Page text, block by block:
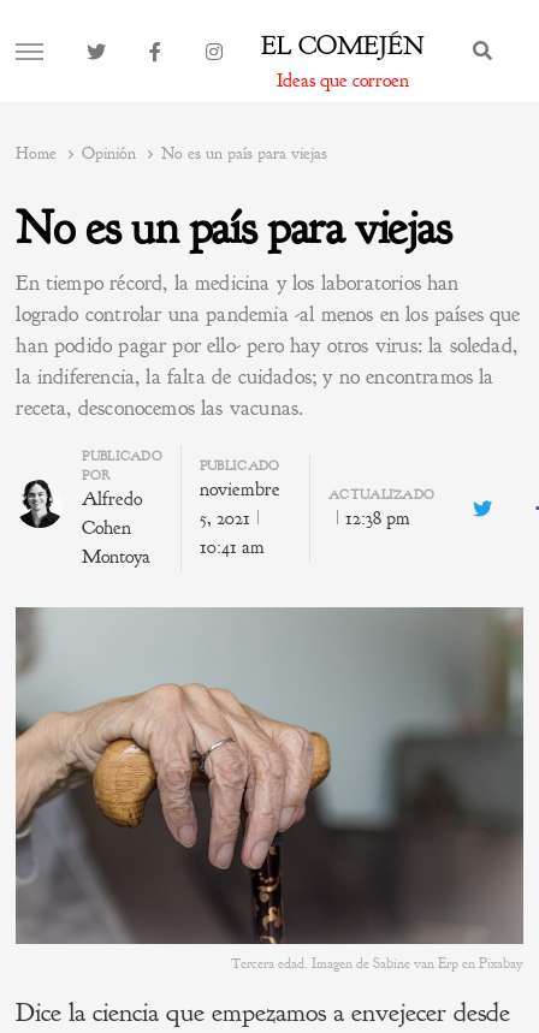
MENU EL COMEJÉN
Ideas que corroen
Home Opinión No es un país para viejas
No es un país para viejas
En tiempo récord, la medicina y los laboratorios han
logrado controlar una pandemia -al menos en los países que
han podido pagar por ello- pero hay otros virus: la soledad,
la indiferencia, la falta de cuidados; y no encontramos la
receta, desconocemos las vacunas.
Author
PUBLICADO
POR
Alfredo
Cohen
Montoya
PUBLICADO
noviembre
5, 2021
10:41 am
ACTUALIZADO
12:38 pm
Tercera edad. Imagen de Sabine van Erp en Pixabay
Dice la ciencia que empezamos a envejecer desde